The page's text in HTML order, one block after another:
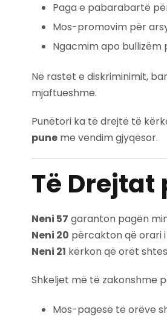
Paga e pabarabartë
Mos-promovim për
Ngacmim apo bullizëm
Në rastet e diskriminimit,
mjaftueshme.
Punëtori ka të drejtë të
pune me vendim gjyqësor.
Të Drejtat
Neni 57 garanton pagën
Neni 20 përcakton që orari
Neni 21 kërkon që orët
Shkeljet më të zakonshme
Mos-pagesë të orëve